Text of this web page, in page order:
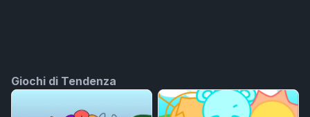
Giochi di Tendenza